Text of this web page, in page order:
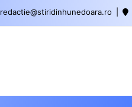
redactie@stiridinhunedoara.ro